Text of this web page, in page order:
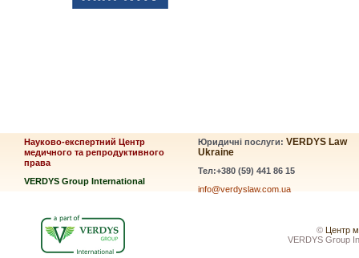
Науково-експертний Центр
медичного та репродуктивного
права
VERDYS Group International
Юридичні послуги: VERDYS Law
Ukraine
Тел:+380 (59) 441 86 15
info@verdyslaw.com.ua
© Центр
VERDYS Group